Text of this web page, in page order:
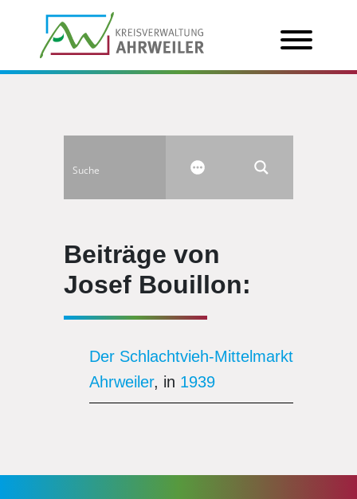
Beiträge von
Josef Bouillon:
Der Schlachtvieh-Mittelmarkt
Ahrweiler, in 1939